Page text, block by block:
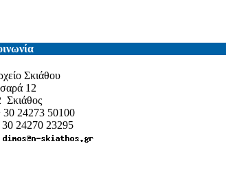
Σκιάθου
12
Σκιάθος
30 24273 50100
24270 23295